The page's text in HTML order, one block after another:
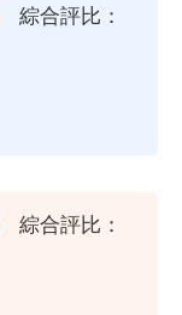
綜合評比：
綜合評比：